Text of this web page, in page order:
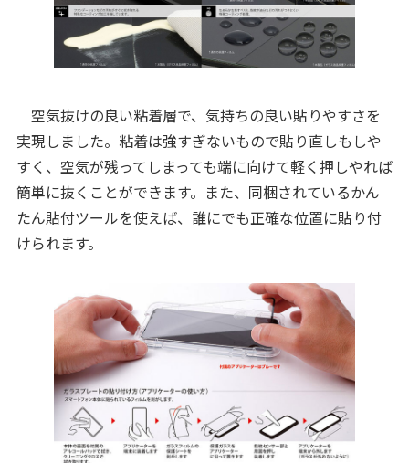
空気抜けの良い粘着層で、気持ちの良い貼りやすさを
実現しました。粘着は強すぎないもので貼り直しもしや
すく、空気が残ってしまっても端に向けて軽く押しやれば
簡単に抜くことができます。また、同梱されているかん
たん貼付ツールを使えば、誰にでも正確な位置に貼り付
けられます。